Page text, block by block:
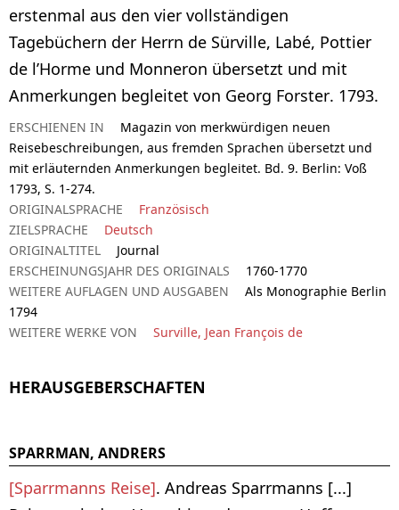
erstenmal aus den vier vollständigen
Tagebüchern der Herrn de Sürville, Labé, Pottier
de l’Horme und Monneron übersetzt und mit
Anmerkungen begleitet von Georg Forster. 1793.
ERSCHIENEN IN
Magazin von merkwürdigen neuen
Reisebeschreibungen, aus fremden Sprachen übersetzt und
mit erläuternden Anmerkungen begleitet. Bd. 9. Berlin: Voß
1793, S. 1-274.
ORIGINALSPRACHE
Französisch
ZIELSPRACHE
Deutsch
ORIGINALTITEL
Journal
ERSCHEINUNGSJAHR DES ORIGINALS
1760-1770
WEITERE AUFLAGEN UND AUSGABEN
Als Monographie Berlin
1794
WEITERE WERKE VON
Surville, Jean François de
HERAUSGEBERSCHAFTEN
SPARRMAN, ANDRERS
[Sparrmanns Reise]. Andreas Sparrmanns [...]